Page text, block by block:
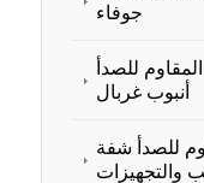
جوفاء
المقاوم للصدأ
أنبوب غربال
للصدأ شفة
والتجهيزات